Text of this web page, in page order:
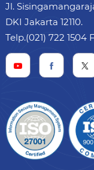
Jl.
DKI Jakarta 12110.
Telp.(021) 722 1504